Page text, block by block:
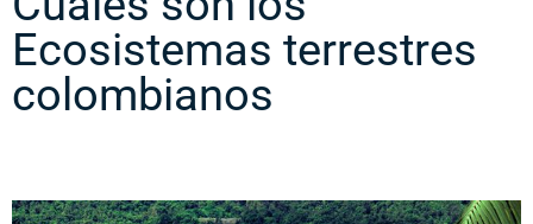
Ecosistemas terrestres
colombianos